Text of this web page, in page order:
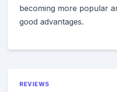
becoming more popular
good advantages.
REVIEWS